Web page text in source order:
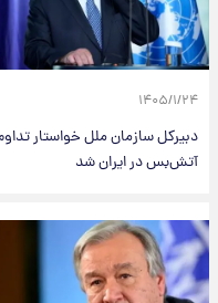
۱۴۰۵/۱/۲۴
دبیرکل سازمان ملل خواستار
آتش‌بس در ایران شد